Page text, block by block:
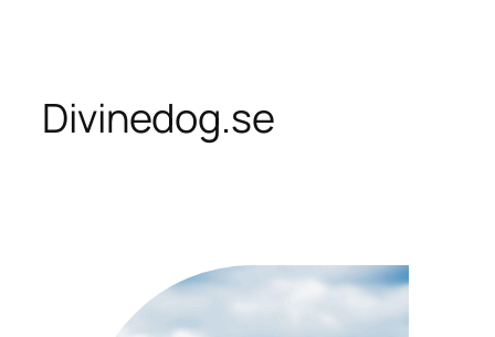
content
Divinedog.se